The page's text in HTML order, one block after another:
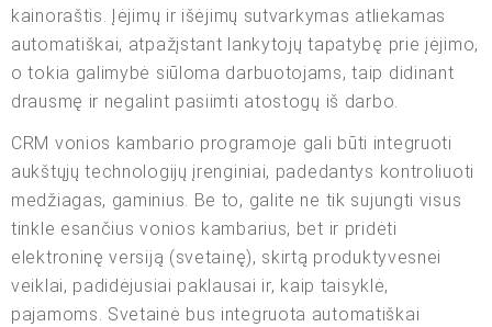
kainoraštis. Įėjimų ir išėjimų sutvarkymas atliekamas
automatiškai, atpažįstant lankytojų tapatybę prie įėjimo,
o tokia galimybė siūloma darbuotojams, taip didinant
drausmę ir negalint pasiimti atostogų iš darbo.
CRM vonios kambario programoje gali būti integruoti
aukštųjų technologijų įrenginiai, padedantys kontroliuoti
medžiagas, gaminius. Be to, galite ne tik sujungti visus
tinkle esančius vonios kambarius, bet ir pridėti
elektroninę versiją (svetainę), skirtą produktyvesnei
veiklai, padidėjusiai paklausai ir, kaip taisyklė,
pajamoms. Svetainė bus integruota automatiškai